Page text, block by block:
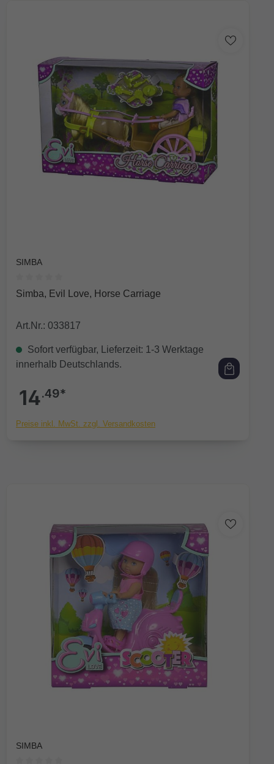
SIMBA
Durchschnittliche Bewertung von 0 von 5 Sternen
Simba, Evil Love, Horse Carriage
Art.Nr.: 033817
Sofort verfügbar, Lieferzeit: 1-3 Werktage
innerhalb Deutschlands.
14.49*
Preise inkl. MwSt. zzgl. Versandkosten
SIMBA